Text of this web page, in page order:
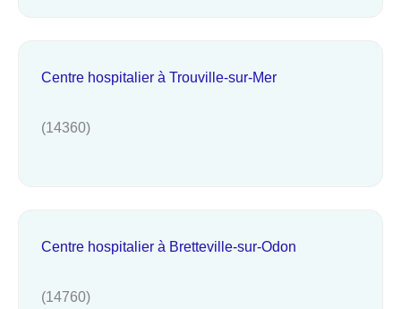
Centre hospitalier à Trouville-sur-Mer
(14360)
Centre hospitalier à Bretteville-sur-Odon
(14760)